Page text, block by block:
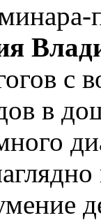
с
в